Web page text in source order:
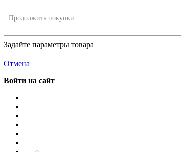
Продолжить покупки
Задайте параметры товара
Отмена
Войти на сайт